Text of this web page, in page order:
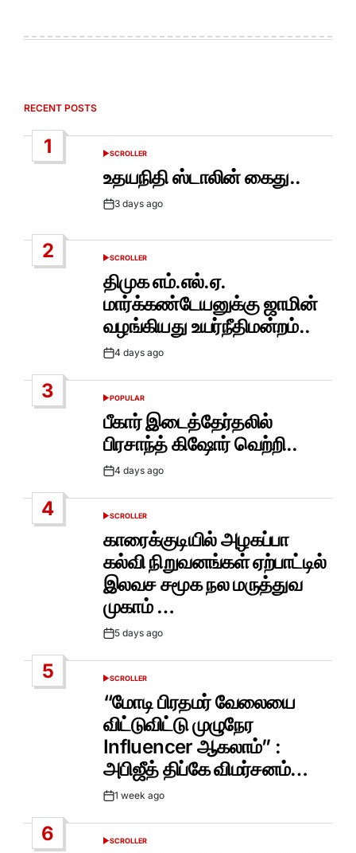
RECENT POSTS
1
POSTED
SCROLLER
உதயநிதி ஸ்டாலின் கைது..
Post3 days ago
2
POSTED
SCROLLER
திமுக எம்.எல்.ஏ.
மார்க்கண்டேயனுக்கு ஜாமின்
வழங்கியது உயர்நீதிமன்றம்..
Post4 days ago
3
POSTED
POPULAR
பீகார் இடைத்தேர்தலில்
பிரசாந்த் கிஷோர் வெற்றி..
Post4 days ago
4
POSTED
SCROLLER
காரைக்குடியில் அழகப்பா
கல்வி நிறுவனங்கள் ஏற்பாட்டில்
இலவச சமூக நல மருத்துவ
முகாம் …
Post5 days ago
5
POSTED
SCROLLER
“மோடி பிரதமர் வேலையை
விட்டுவிட்டு முழுநேர
Influencer ஆகலாம்” :
அபிஜீத் திப்கே விமர்சனம்…
Post1 week ago
6
POSTED
SCROLLER